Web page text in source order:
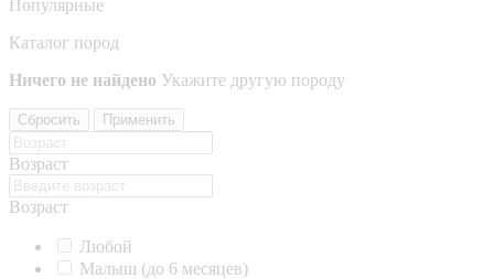
Популярные
Каталог пород
Ничего не найдено Укажите другую породу
Сбросить Применить
Возраст
Возраст
Любой
Малыш (до 6 месяцев)